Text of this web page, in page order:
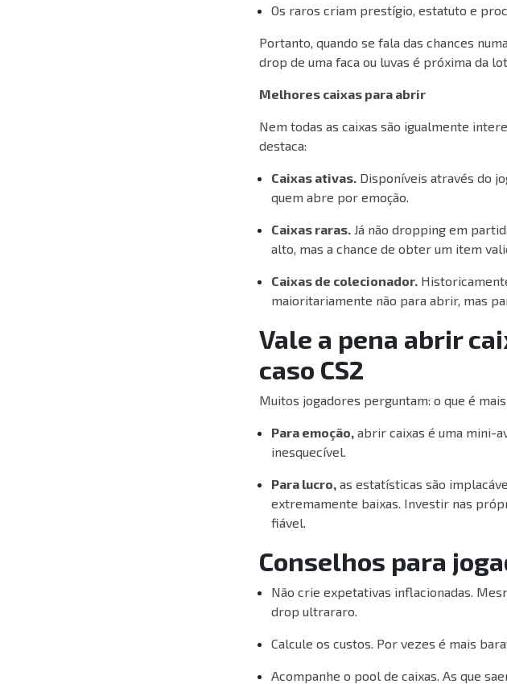
Os raros criam prestígio, estatuto e
Portanto, quando se fala das chances
drop de uma faca ou luvas é próxima da
Melhores caixas para abrir
Nem todas as caixas são igualmente
destaca:
Caixas ativas. Disponíveis através do
quem abre por emoção.
Caixas raras. Já não dropping em
alto, mas a chance de obter um item
Caixas de colecionador.
maioritariamente não para abrir, mas
Vale a pena abrir
caso CS2
Muitos jogadores perguntam: o que é
Para emoção, abrir caixas é uma mini-
inesquecível.
Para lucro, as estatísticas são
extremamente baixas. Investir nas
fiável.
Conselhos para
Não crie expetativas inflacionadas.
drop ultrararo.
Calcule os custos. Por vezes é mais
Acompanhe o pool de caixas. As que